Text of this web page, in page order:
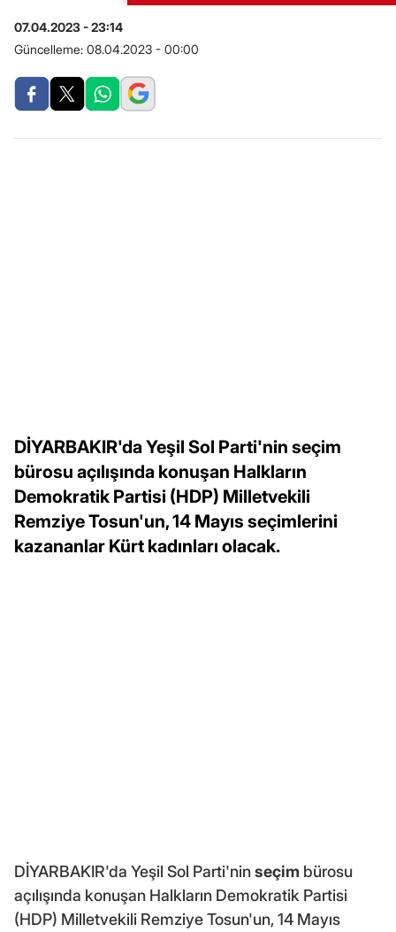
07.04.2023 - 23:14
Güncelleme: 08.04.2023 - 00:00
DİYARBAKIR'da Yeşil Sol Parti'nin seçim
bürosu açılışında konuşan Halkların
Demokratik Partisi (HDP) Milletvekili
Remziye Tosun'un, 14 Mayıs seçimlerini
kazananlar Kürt kadınları olacak.
DİYARBAKIR'da Yeşil Sol Parti'ninseçim bürosu
açılışında konuşan Halkların Demokratik Partisi
(HDP) Milletvekili Remziye Tosun'un, 14 Mayıs